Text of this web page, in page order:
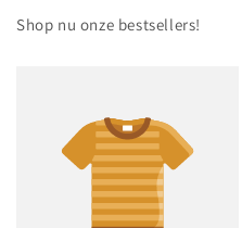
Shop nu onze bestsellers!